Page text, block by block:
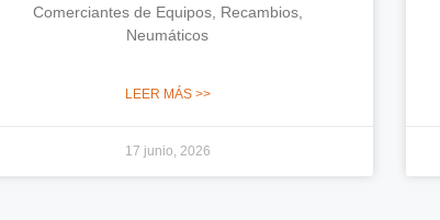
Comerciantes de Equipos, Recambios,
Neumáticos
LEER MÁS >>
17 junio, 2026